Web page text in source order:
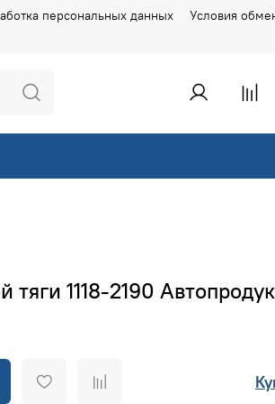
персональных данных Условия
1118-2190